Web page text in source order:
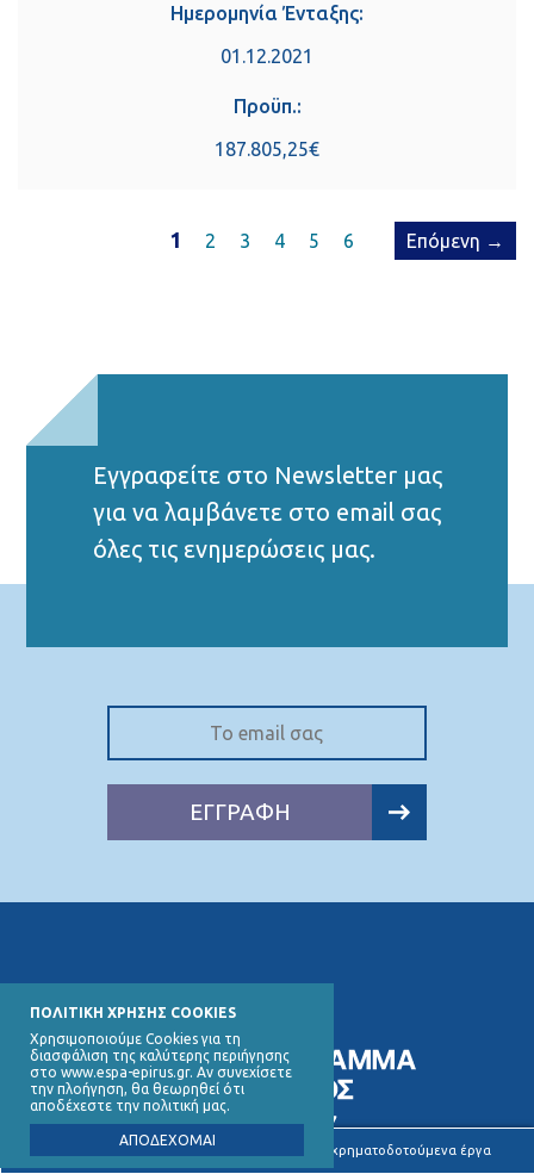
ΠΟΛΙΤΙΚΗ ΧΡΗΣΗΣ COOKIES
Χρησιμοποιούμε Cookies για τη
διασφάλιση της καλύτερης περιήγησης
στο www.espa-epirus.gr. Αν συνεχίσετε
την πλοήγηση, θα θεωρηθεί ότι
αποδέχεστε την πολιτική μας.
ΑΠΟΔΕΧΟΜΑΙ
Υποβολή καταγγελιών για συγχρηματοδοτούμενα έργα
Ημερομηνία Ένταξης:
01.12.2021
Προϋπ.:
187.805,25€
1 2 3 4 5 6 Επόμενη →
Εγγραφείτε στο Νewsletter μας
για να λαμβάνετε στο email σας
όλες τις ενημερώσεις μας.
ΕΓΓΡΑΦΗ